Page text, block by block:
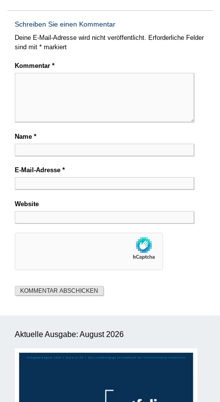
Schreiben Sie einen Kommentar
Deine E-Mail-Adresse wird nicht veröffentlicht. Erforderliche Felder
sind mit * markiert
Kommentar *
Name *
E-Mail-Adresse *
Website
Aktuelle Ausgabe: August 2026